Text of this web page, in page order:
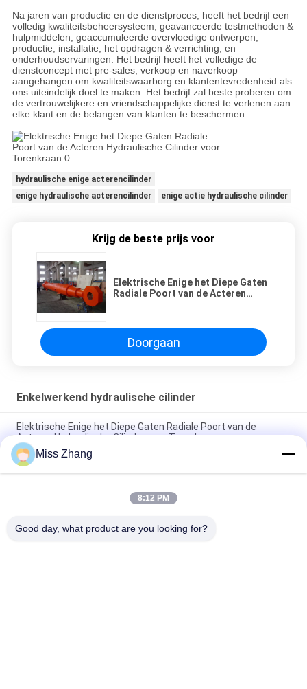
Na jaren van productie en de dienstproces, heeft het bedrijf een
volledig kwaliteitsbeheersysteem, geavanceerde testmethoden &
hulpmiddelen, geaccumuleerde overvloedige ontwerpen,
productie, installatie, het opdragen & verrichting, en
onderhoudservaringen. Het bedrijf heeft het volledige de
dienstconcept met pre-sales, verkoop en naverkoop
aangehangen om kwaliteitswaarborg en klantentevredenheid als
ons uiteindelijk doel te maken. Het bedrijf zal beste proberen om
de vertrouwelijkere en vriendschappelijke dienst te verlenen aan
elke klant en de belangen van klanten te beschermen.
hydraulische enige acterencilinder
enige hydraulische acterencilinder
enige actie hydraulische cilinder
Krijg de beste prijs voor
Elektrische Enige het Diepe Gaten
Radiale Poort van de Acteren
Doorgaan
Enkelwerkend hydraulische cilinder
Elektrische Enige het Diepe Gaten Radiale Poort van de
Acteren Hydraulische Cilinder voor Torenkraan
Containervervoer Enige Acteren Hydraulische Cilinder met Op
zwaar werk berekende de Lenteterugkeer
Enige Acteren Telescopische Hydraulische Cilinder Enige
Miss Zhang
8:12 PM
Good day, what product are you looking for?